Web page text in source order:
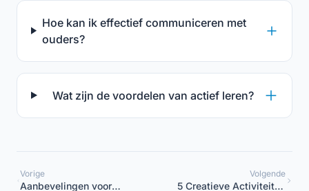
Hoe kan ik effectief communiceren met
ouders?
Wat zijn de voordelen van actief leren?
Vorige
Aanbevelingen voor
Volgende
5 Creatieve Activiteiten